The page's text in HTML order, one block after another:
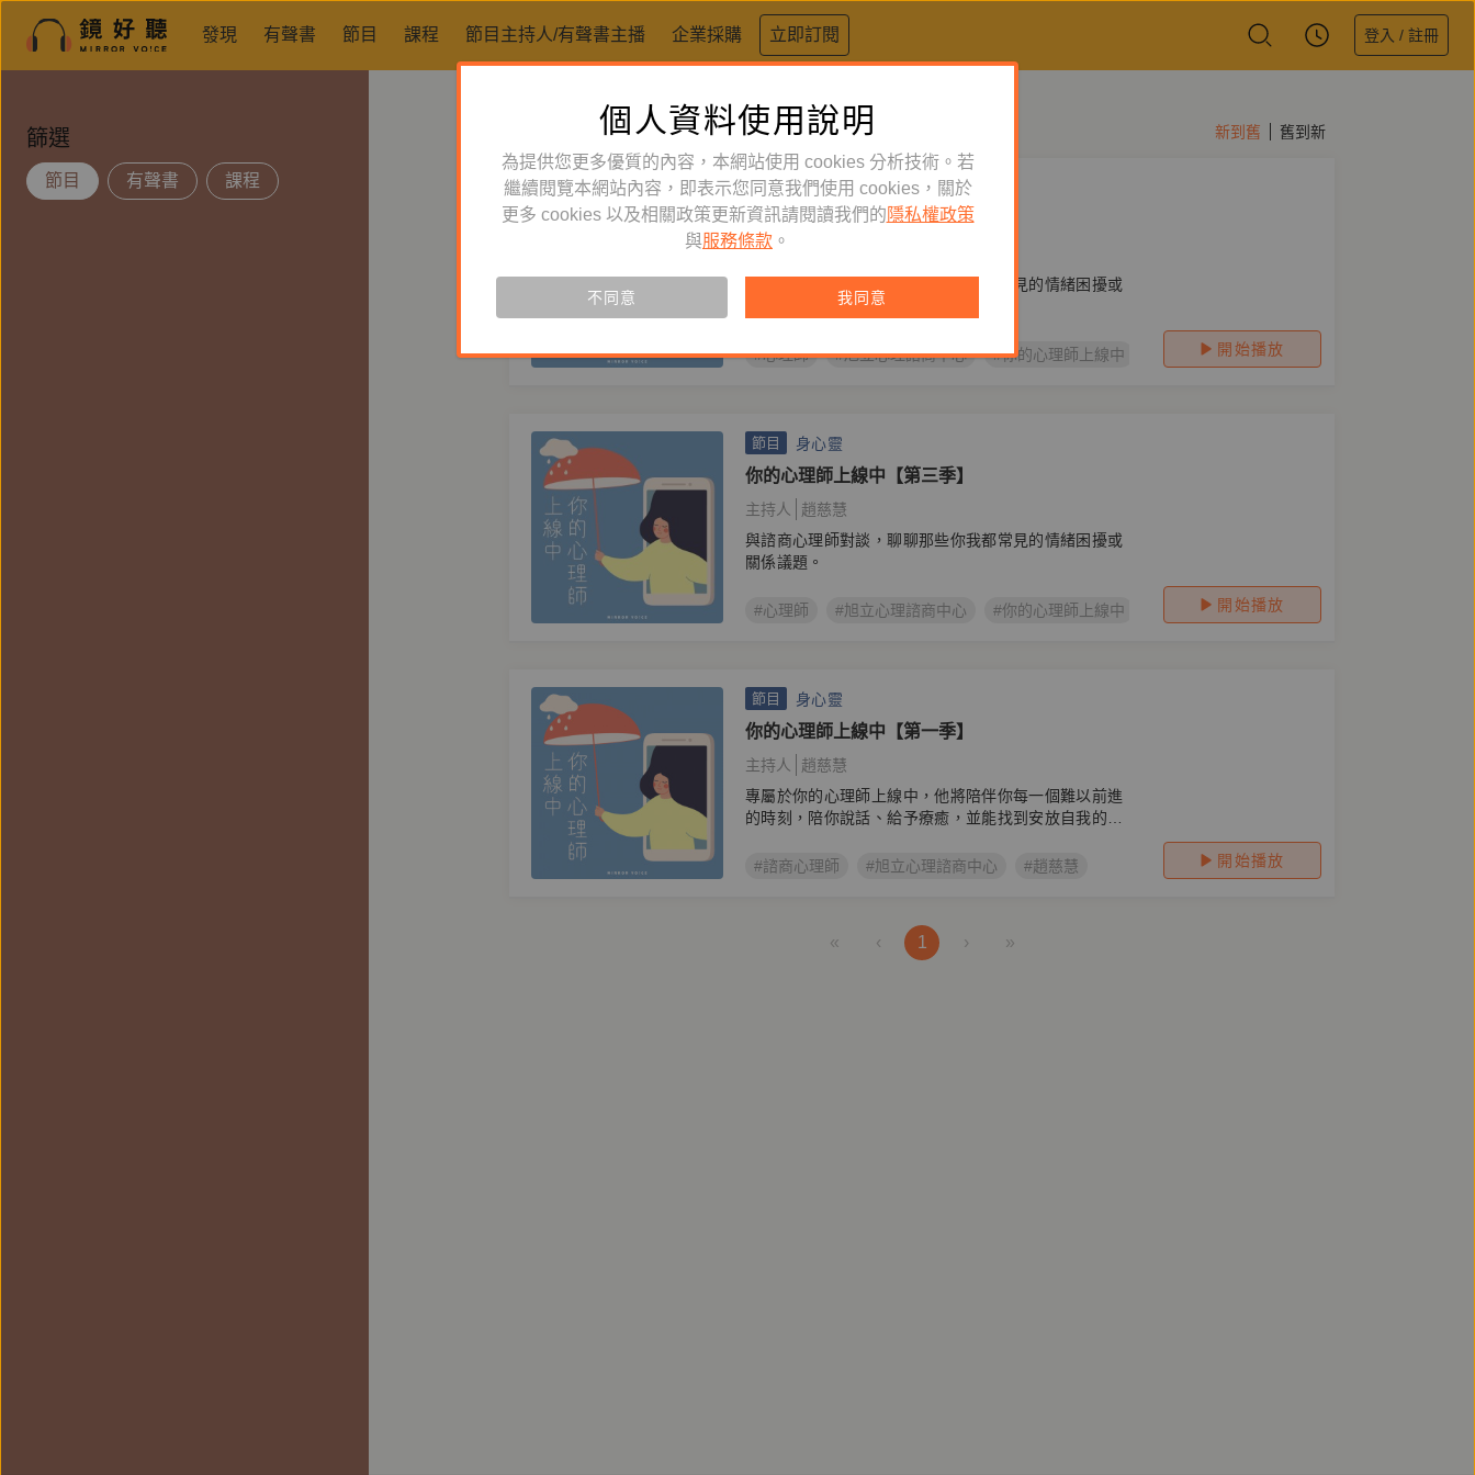
發現 有聲書 節目 課程 節目主持人/有聲書主播 企業採購 立即訂閱 登入 / 註冊
篩選
節目 有聲書 課程
旭立心理諮商中心 新到舊 舊到新
節目 身心靈
你的心理師上線中【第四季】
主持人
與諮商心理師對談，聊聊那些你我都常見的情緒困擾或
#心理師 #旭立心理諮商中心 #你的心理師上線中 開始播放
節目 身心靈
你的心理師上線中【第三季】
主持人
趙慈慧
與諮商心理師對談，聊聊那些你我都常見的情緒困擾或
關係議題。
#心理師 #旭立心理諮商中心 #你的心理師上線中 開始播放
節目 身心靈
你的心理師上線中【第一季】
主持人
趙慈慧
專屬於你的心理師上線中，他將陪伴你每一個難以前進
的時刻，陪你說話、給予療癒，並能找到安放自我的方
#諮商心理師
#旭立心理諮商中心 #趙慈慧 開始播放
« ‹ 1 › »
個人資料使用說明
為提供您更多優質的內容，本網站使用 cookies 分析技術。若
繼續閱覽本網站內容，即表示您同意我們使用 cookies，關於
更多 cookies 以及相關政策更新資訊請閱讀我們的 隱私權政策
與服務條款 。
不同意 我同意